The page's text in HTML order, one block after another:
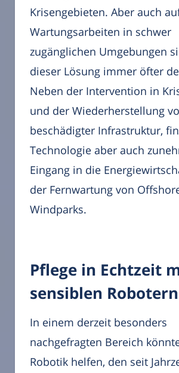
Krisengebieten. Aber auch
Wartungsarbeiten in schwer
zugänglichen Umgebungen
dieser Lösung immer öfter
Neben der Intervention in
und der Wiederherstellung
beschädigter Infrastruktur,
Technologie aber auch
Eingang in die
der Fernwartung von
Windparks.
Pflege in Echtzeit
sensiblen Robotern
In einem derzeit besonders
nachgefragten Bereich
Robotik helfen, den seit